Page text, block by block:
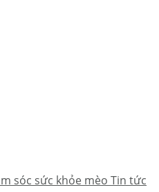
sóc sức khỏe mèo Tin tức